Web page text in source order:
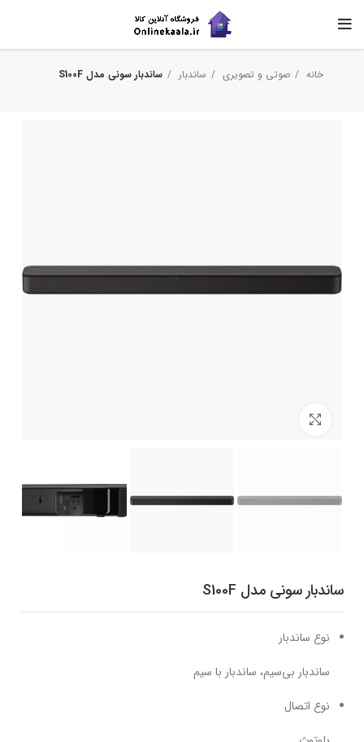
خانه صوتی و تصویری ساندبار ساندبار سونی مدل S100F
ساندبار سونی مدل S100F
نوع ساندبار
ساندبار بی‌سیم، ساندبار ‌با سیم
نوع اتصال